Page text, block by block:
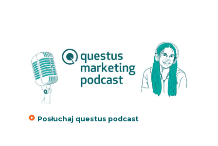
Posłuchaj questus podcast